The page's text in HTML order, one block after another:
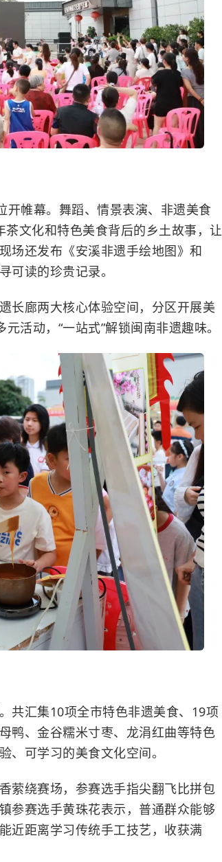
开帷幕。舞蹈、情景表演、非遗美食
文化和特色美食背后的乡土故事，让
场还发布《安溪非遗手绘地图》和
可读的珍贵记录。
长廊两大核心体验空间，分区开展美
活动，“一站式”解锁闽南非遗趣味。
共汇集10项全市特色非遗美食、19项
鸭、金谷糯米寸枣、龙涓红曲等特色
、可学习的美食文化空间。
萦绕赛场，参赛选手指尖翻飞比拼包
参赛选手黄珠花表示，普通群众能够
近距离学习传统手工技艺，收获满